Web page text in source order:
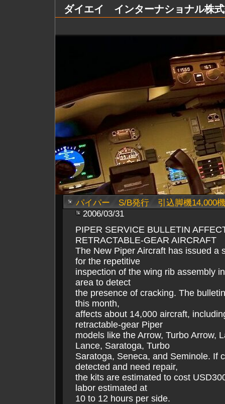
ダイエイ インターナショナル株
パイパー S/B発行 引込脚機14,000
2006/03/31
PIPER SERVICE BULLETIN
RETRACTABLE-GEAR AIRCRAFT
The New Piper Aircraft has issued a
for the repetitive
inspection of the wing rib assembly
area to detect
the presence of cracking. The
this month,
affects about 14,000 aircraft,
retractable-gear Piper
models like the Arrow, Turbo Arrow,
Lance, Saratoga, Turbo
Saratoga, Seneca, and Seminole. If
detected and need repair,
the kits are estimated to cost
labor estimated at
10 to 12 hours per side.